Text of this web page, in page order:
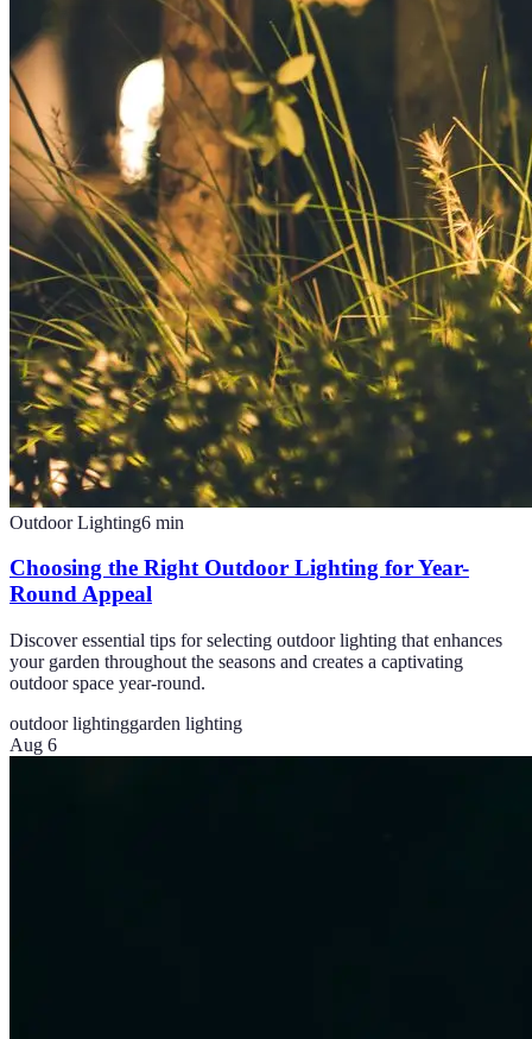
Outdoor Lighting6 min
Choosing the Right Outdoor Lighting for Year-
Round Appeal
Discover essential tips for selecting outdoor lighting that enhances
your garden throughout the seasons and creates a captivating
outdoor space year-round.
outdoor lightinggarden lighting
Aug 6